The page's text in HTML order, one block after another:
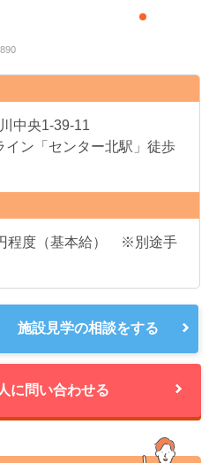
中央1-39-11
ン「センター北駅」徒歩
程度（基本給） ※別途手
施設見学の相談をする
に問い合わせる